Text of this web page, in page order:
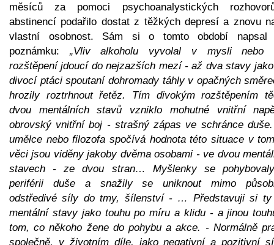
měsíců za pomoci psychoanalystických
abstinencí podařilo dostat z těžkých depresí a znovu
vlastní osobnost. Sám si o tomto období napsal
poznámku: „Vliv alkoholu vyvolal v mysli nebo
rozštěpení jdoucí do nejzazších mezí - až dva stavy
divocí ptáci spoutaní dohromady táhly v opačných
hrozily roztrhnout řetěz. Tím divokým rozštěpením
dvou mentálních stavů vzniklo mohutné vnitřní
obrovský vnitřní boj - strašný zápas ve schránce
umělce nebo filozofa spočívá hodnota této situace v
věci jsou viděny jakoby dvěma osobami - ve dvou
stavech - ze dvou stran… Myšlenky se
periférii duše a snažily se uniknout mimo
odstředivé síly do tmy, šílenství - … Představuji si ty
mentální stavy jako touhu po míru a klidu - a jinou
tom, co někoho žene do pohybu a akce. - Normálně
společně, v životním díle, jako negativní a pozitivní